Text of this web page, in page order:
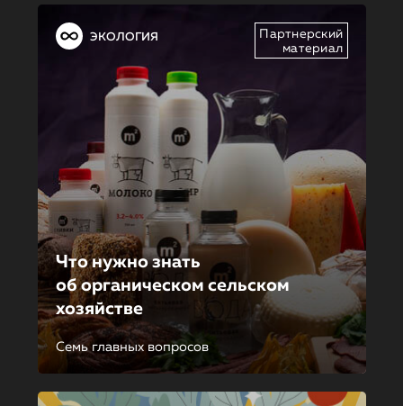
ЭКОЛОГИЯ
Партнерский
материал
Что нужно знать
об органическом сельском
хозяйстве
Семь главных вопросов